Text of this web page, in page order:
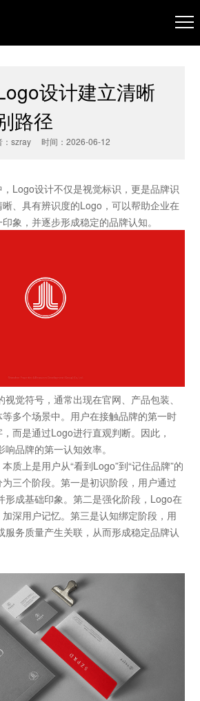
设计建立清晰
路径
szray 时间：2026-06-12
Logo设计不仅是视觉标识，更是品牌识
、具有辨识度的Logo，可以帮助企业在
象，并逐步形成稳定的品牌认知。
觉符号，通常出现在官网、产品包装、
多个场景中。用户在接触品牌的第一时
而是通过Logo进行直观判断。因此，
响品牌的第一认知效率。
质上是用户从“看到Logo”到“记住品牌”的
三个阶段。第一是初识阶段，用户通过
形成基础印象。第二是强化阶段，Logo在
深用户记忆。第三是认知绑定阶段，用
服务质量产生关联，从而形成稳定品牌认